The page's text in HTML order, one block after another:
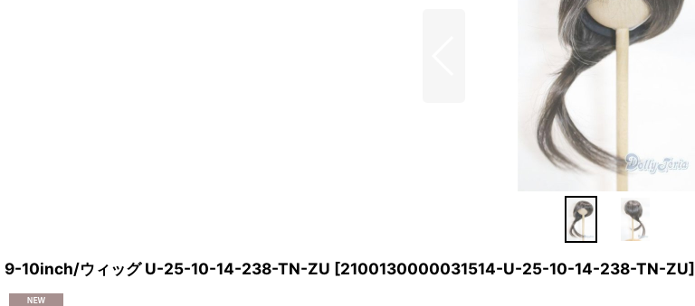
9-10inch/ウィッグ U-25-10-14-238-TN-ZU [2100130000031514-U-25-10-14-238-TN-ZU]